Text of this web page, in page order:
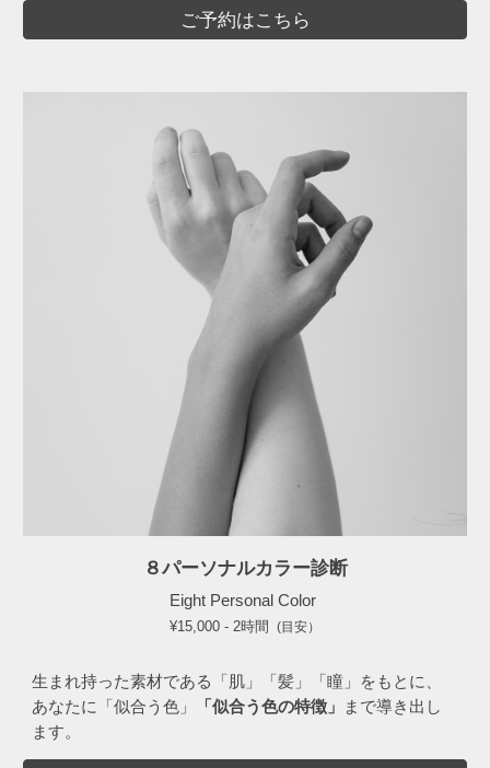
ご予約はこちら
８パーソナルカラー診断
Eight Personal Color
¥15,000 - 2時間 (目安）
生まれ持った素材である「肌」「髪」「瞳」をもとに、
あなたに「似合う色」
「似合う色の特徴 」 まで導き出し
ます。